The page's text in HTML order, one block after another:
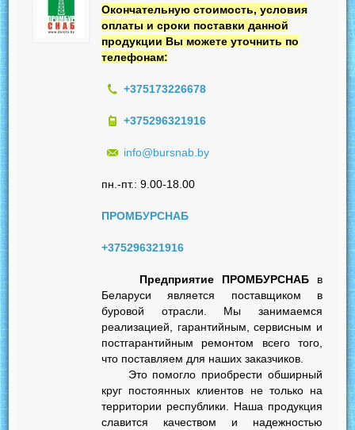
Окончательную стоимость, условия
оплаты и сроки поставки данной
продукции Вы можете уточнить по
телефонам:
+375173226678
+375296321916
info@bursnab.by
пн.-пт.: 9.00-18.00
ПРОМБУРСНАБ
+375296321916
Предприятие ПРОМБУРСНАБ в
Беларуси является поставщиком в
буровой отрасли. Мы занимаемся
реализацией, гарантийным, сервисным и
постгарантийным ремонтом всего того,
что поставляем для наших заказчиков.
Это помогло приобрести обширный
круг постоянных клиентов не только на
территории республики. Наша продукция
славится качеством и надежностью